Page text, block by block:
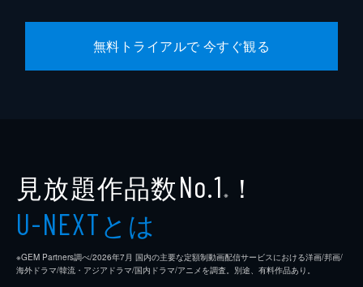
無料トライアルで 今すぐ観る
見放題作品数No.1 ※ ！
U-NEXTとは
※GEM Partners調べ/2026年7⽉ 国内の主要な定額制動画配信サービスにおける洋画/邦画/
海外ドラマ/韓流・アジアドラマ/国内ドラマ/アニメを調査。別途、有料作品あり。